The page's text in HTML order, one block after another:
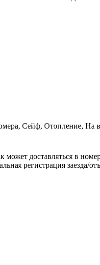
Сейф, Отопление, На
может доставляться в
регистрация заезда/